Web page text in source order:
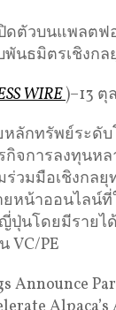
ดตัวบนแพลต
พันธมิตรเชิงก
WIRE)–13
ลักทรัพย์ระดั
กิจการลงทุนห
วมมือเชิงกลยุ
หน้าออนไลน์
ปุ่นโดยมีราย
VC/PE